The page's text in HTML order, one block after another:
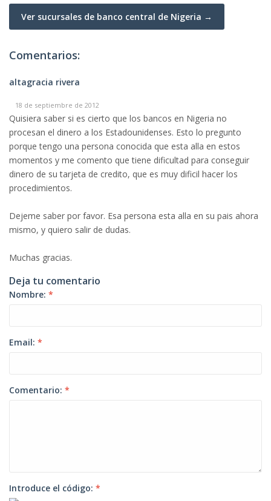
Ver sucursales de banco central de Nigeria →
Comentarios:
altagracia rivera
18 de septiembre de 2012
Quisiera saber si es cierto que los bancos en Nigeria no
procesan el dinero a los Estadounidenses. Esto lo pregunto
porque tengo una persona conocida que esta alla en estos
momentos y me comento que tiene dificultad para conseguir
dinero de su tarjeta de credito, que es muy dificil hacer los
procedimientos.
Dejeme saber por favor. Esa persona esta alla en su pais ahora
mismo, y quiero salir de dudas.
Muchas gracias.
Deja tu comentario
Nombre: *
Email: *
Comentario: *
Introduce el código: *